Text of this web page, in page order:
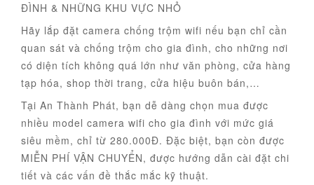
ĐÌNH & NHỮNG KHU VỰC NHỎ
Hãy lắp đặt camera chống trộm wifi nếu bạn chỉ cần
quan sát và chống trộm cho gia đình, cho những nơi
có diện tích không quá lớn như văn phòng, cửa hàng
tạp hóa, shop thời trang, cửa hiệu buôn bán,…
Tại An Thành Phát, bạn dễ dàng chọn mua được
nhiều model camera wifi cho gia đình với mức giá
siêu mềm, chỉ từ 280.000Đ. Đặc biệt, bạn còn được
MIỄN PHÍ VẬN CHUYỂN, được hướng dẫn cài đặt chi
tiết và các vấn đề thắc mắc kỹ thuật.